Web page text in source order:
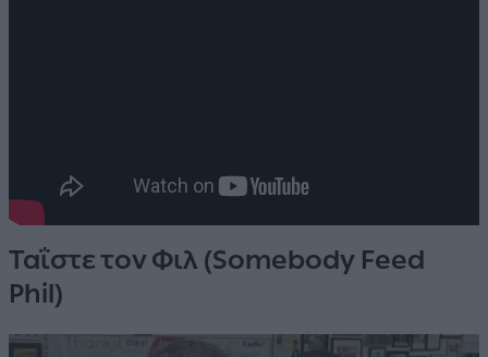
Ταΐστε τον Φιλ (Somebody Feed
Phil)